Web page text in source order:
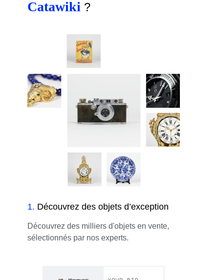
Catawiki ?
1. Découvrez des objets d’exception
Découvrez des milliers d'objets en vente,
sélectionnés par nos experts.